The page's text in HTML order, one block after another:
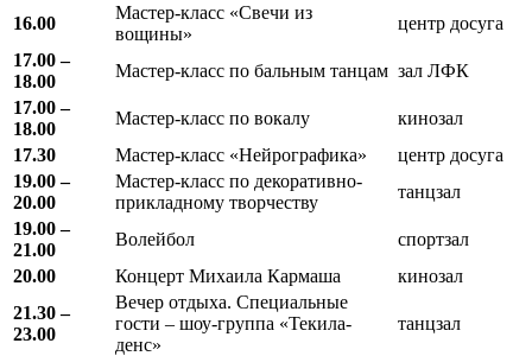
16.00
Мастер-класс «Свечи из
вощины»
центр досуга
17.00 –
18.00
Мастер-класс по бальным танцам зал ЛФК
17.00 –
18.00
Мастер-класс по вокалу
кинозал
17.30
Мастер-класс «Нейрографика»
центр досуга
19.00 –
20.00
Мастер-класс по декоративно-
прикладному творчеству
танцзал
19.00 –
21.00
Волейбол
спортзал
20.00
Концерт Михаила Кармаша
кинозал
21.30 –
23.00
Вечер отдыха. Специальные
гости – шоу-группа «Текила-
денс»
танцзал